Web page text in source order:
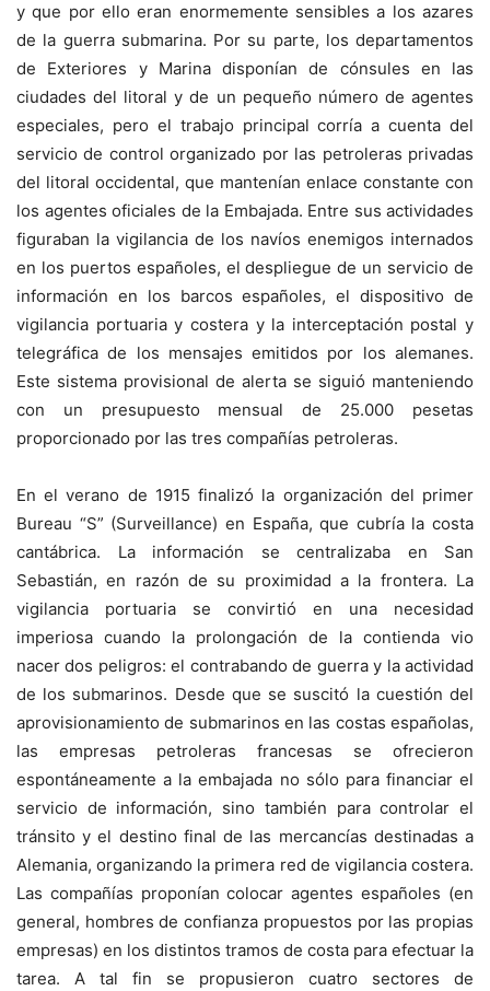
y que por ello eran enormemente sensibles a los azares
de la guerra submarina. Por su parte, los departamentos
de Exteriores y Marina disponían de cónsules en las
ciudades del litoral y de un pequeño número de agentes
especiales, pero el trabajo principal corría a cuenta del
servicio de control organizado por las petroleras privadas
del litoral occidental, que mantenían enlace constante con
los agentes oficiales de la Embajada. Entre sus actividades
figuraban la vigilancia de los navíos enemigos internados
en los puertos españoles, el despliegue de un servicio de
información en los barcos españoles, el dispositivo de
vigilancia portuaria y costera y la interceptación postal y
telegráfica de los mensajes emitidos por los alemanes.
Este sistema provisional de alerta se siguió manteniendo
con un presupuesto mensual de 25.000 pesetas
proporcionado por las tres compañías petroleras.
En el verano de 1915 finalizó la organización del primer
Bureau “S” (Surveillance) en España, que cubría la costa
cantábrica. La información se centralizaba en San
Sebastián, en razón de su proximidad a la frontera. La
vigilancia portuaria se convirtió en una necesidad
imperiosa cuando la prolongación de la contienda vio
nacer dos peligros: el contrabando de guerra y la actividad
de los submarinos. Desde que se suscitó la cuestión del
aprovisionamiento de submarinos en las costas españolas,
las empresas petroleras francesas se ofrecieron
espontáneamente a la embajada no sólo para financiar el
servicio de información, sino también para controlar el
tránsito y el destino final de las mercancías destinadas a
Alemania, organizando la primera red de vigilancia costera.
Las compañías proponían colocar agentes españoles (en
general, hombres de confianza propuestos por las propias
empresas) en los distintos tramos de costa para efectuar la
tarea. A tal fin se propusieron cuatro sectores de